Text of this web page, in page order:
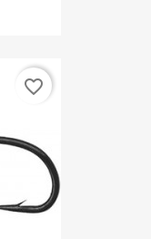
favorite_border